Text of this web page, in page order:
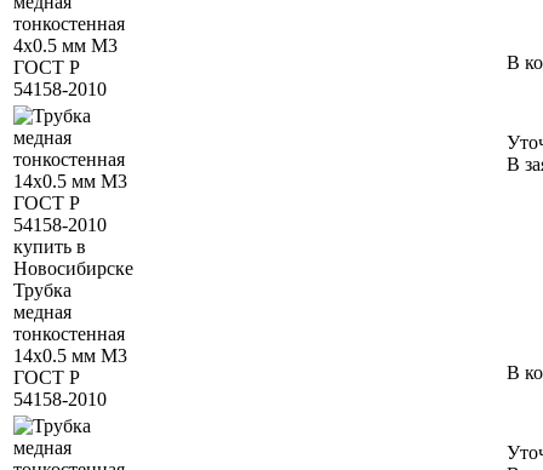
тонкостенная
4х0.5 мм М3
ГОСТ Р
54158-2010
В
Трубка
медная
тонкостенная
14х0.5 мм М3
ГОСТ Р
54158-2010
В
В